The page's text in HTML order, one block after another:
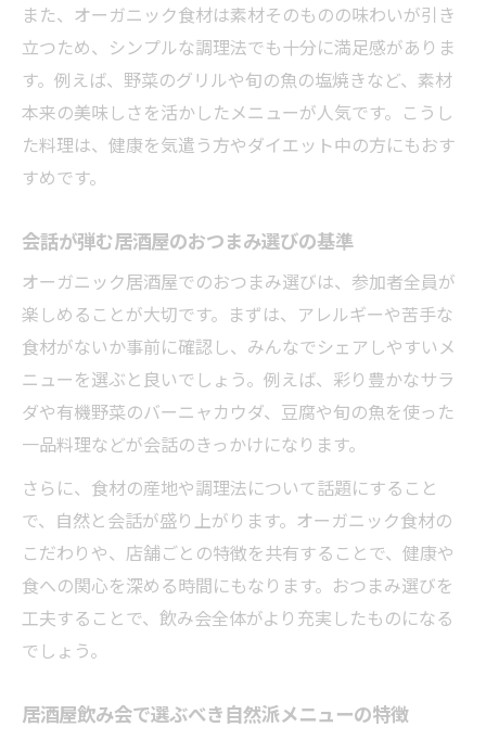
また、オーガニック食材は素材そのものの味わいが引き
立つため、シンプルな調理法でも十分に満足感がありま
す。例えば、野菜のグリルや旬の魚の塩焼きなど、素材
本来の美味しさを活かしたメニューが人気です。こうし
た料理は、健康を気遣う方やダイエット中の方にもおす
すめです。
会話が弾む居酒屋のおつまみ選びの基準
オーガニック居酒屋でのおつまみ選びは、参加者全員が
楽しめることが大切です。まずは、アレルギーや苦手な
食材がないか事前に確認し、みんなでシェアしやすいメ
ニューを選ぶと良いでしょう。例えば、彩り豊かなサラ
ダや有機野菜のバーニャカウダ、豆腐や旬の魚を使った
一品料理などが会話のきっかけになります。
さらに、食材の産地や調理法について話題にすること
で、自然と会話が盛り上がります。オーガニック食材の
こだわりや、店舗ごとの特徴を共有することで、健康や
食への関心を深める時間にもなります。おつまみ選びを
工夫することで、飲み会全体がより充実したものになる
でしょう。
居酒屋飲み会で選ぶべき自然派メニューの特徴